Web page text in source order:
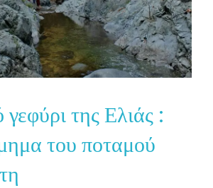
γεφύρι της Ελιάς :
του ποταμού